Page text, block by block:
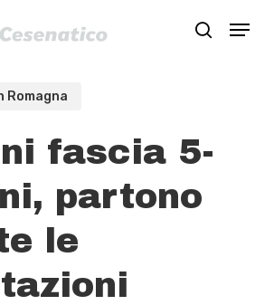
search
Menu
Romagna
fascia 5-
partono
le